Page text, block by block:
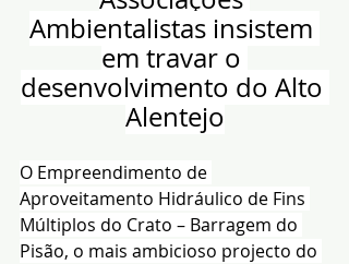
Ambientalistas insistem
em travar o
desenvolvimento do Alto
Alentejo
O Empreendimento de
Aproveitamento Hidráulico de Fins
Múltiplos do Crato – Barragem do
Pisão, o mais ambicioso projecto do